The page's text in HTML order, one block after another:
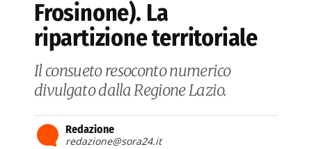
Frosinone). La
ripartizione territoriale
Il consueto resoconto numerico
divulgato dalla Regione Lazio.
Redazione
redazione@sora24.it